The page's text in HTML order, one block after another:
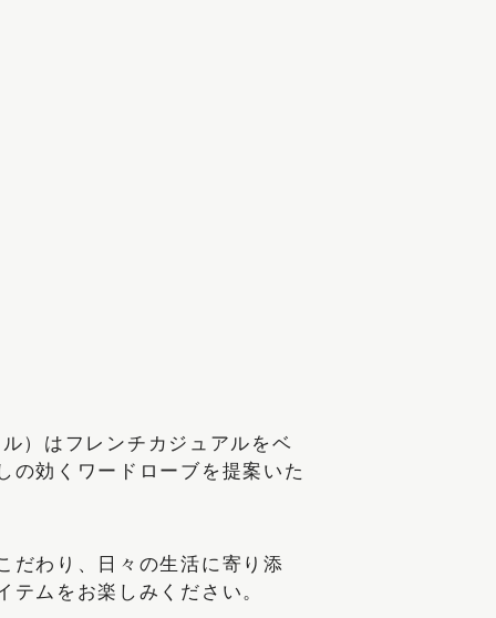
）はフレンチカジュアルをベ
の効くワードローブを提案いた
だわり、日々の生活に寄り添
テムをお楽しみください。